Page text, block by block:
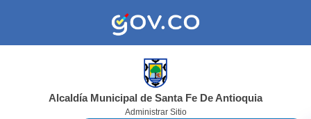
Alcaldía Municipal de Santa Fe De Antioquia
Administrar Sitio